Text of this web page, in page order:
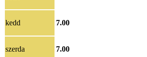
kedd 7.00
szerda 7.00